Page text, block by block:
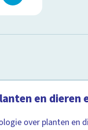
en dieren
over planten en